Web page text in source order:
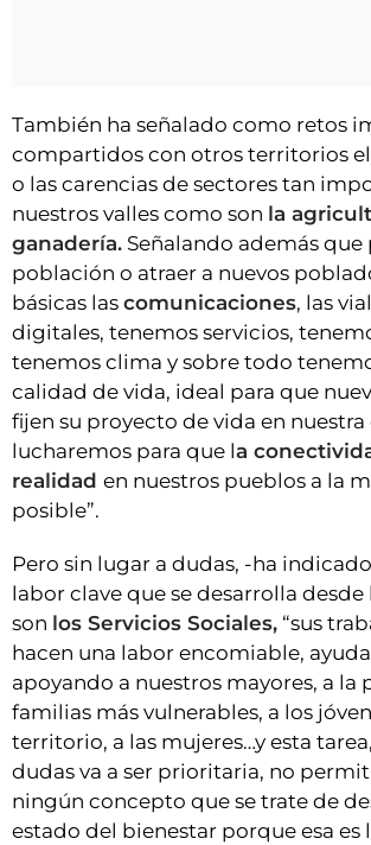
También ha señalado como retos
compartidos con otros territorios
o las carencias de sectores tan
nuestros valles como son la
ganadería. Señalando además que
población o atraer a nuevos
básicas las comunicaciones, las
digitales, tenemos servicios,
tenemos clima y sobre todo
calidad de vida, ideal para que
fijen su proyecto de vida en
lucharemos para que la
realidad en nuestros pueblos a la
posible”.
Pero sin lugar a dudas, -ha
labor clave que se desarrolla desde
son los Servicios Sociales, “sus
hacen una labor encomiable,
apoyando a nuestros mayores, a la
familias más vulnerables, a los
territorio, a las mujeres…y esta
dudas va a ser prioritaria, no
ningún concepto que se trate de
estado del bienestar porque esa es